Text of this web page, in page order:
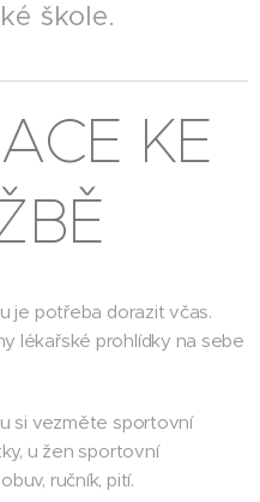
škole.
KE
je potřeba dorazit včas.
lékařské prohlídky na sebe
si vezměte sportovní
u žen sportovní
ručník, pití.